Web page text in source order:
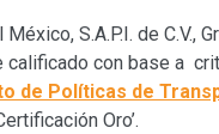
S.A.P.I. de C.V.,
calificado con base a
de Políticas de
Oro’.